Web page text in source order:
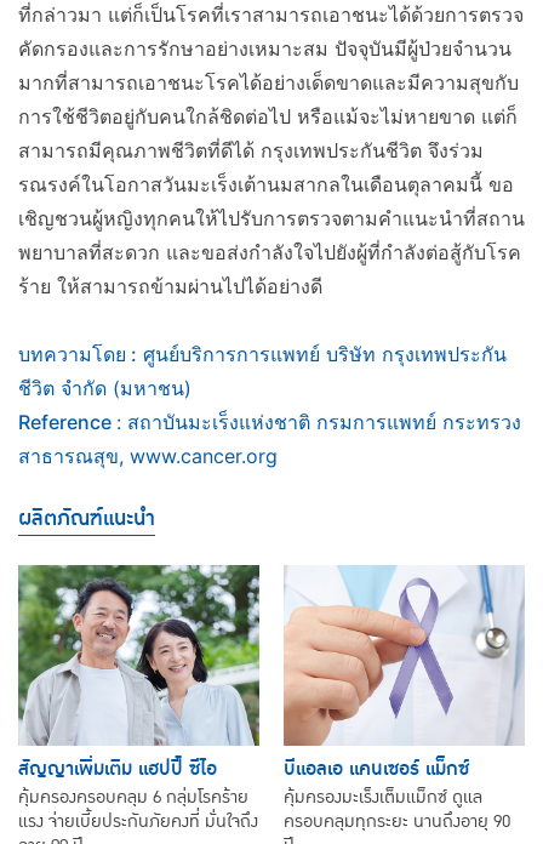
ที่กล่าวมา แต่ก็เป็นโรคที่เราสามารถเอาชนะได้ด้วยการตรวจ
คัดกรองและการรักษาอย่างเหมาะสม ปัจจุบันมีผู้ป่วยจำนวน
มากที่สามารถเอาชนะโรคได้อย่างเด็ดขาดและมีความสุขกับ
การใช้ชีวิตอยู่กับคนใกล้ชิดต่อไป หรือแม้จะไม่หายขาด แต่ก็
สามารถมีคุณภาพชีวิตที่ดีได้ กรุงเทพประกันชีวิต จึงร่วม
รณรงค์ในโอกาสวันมะเร็งเต้านมสากลในเดือนตุลาคมนี้ ขอ
เชิญชวนผู้หญิงทุกคนให้ไปรับการตรวจตามคำแนะนำที่สถาน
พยาบาลที่สะดวก และขอส่งกำลังใจไปยังผู้ที่กำลังต่อสู้กับโรค
ร้าย ให้สามารถข้ามผ่านไปได้อย่างดี
บทความโดย : ศูนย์บริการการแพทย์ บริษัท กรุงเทพประกัน
ชีวิต จำกัด (มหาชน)
Reference : สถาบันมะเร็งแห่งชาติ กรมการแพทย์ กระทรวง
สาธารณสุข, www.cancer.org
ผลิตภัณฑ์แนะนำ
สัญญาเพิ่มเติม แฮปปี้ ซีไอ
คุ้มครองครอบคลุม 6 กลุ่มโรคร้าย
แรง จ่ายเบี้ยประกันภัยคงที่ มั่นใจถึง
บีแอลเอ แคนเซอร์ แม็กซ์
คุ้มครองมะเร็งเต็มแม็กซ์ ดูแล
ครอบคลุมทุกระยะ นานถึงอายุ 90